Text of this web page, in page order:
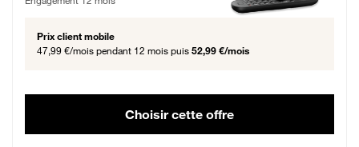
Prix client mobile
47,99 €/mois pendant 12 mois puis 52,99 €/mois
Choisir cette offre